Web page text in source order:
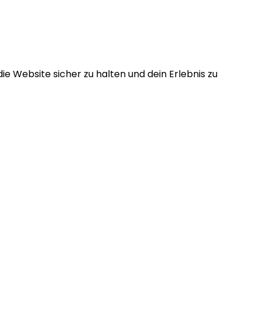
Website sicher zu halten und dein Erlebnis zu